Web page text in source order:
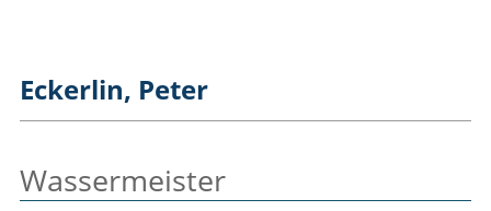
Eckerlin, Peter
Wassermeister